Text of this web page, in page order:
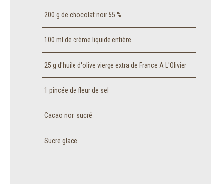
200 g de chocolat noir 55 %
100 ml de crème liquide entière
25 g d'huile d'olive vierge extra de France A L'Olivier
1 pincée de fleur de sel
Cacao non sucré
Sucre glace